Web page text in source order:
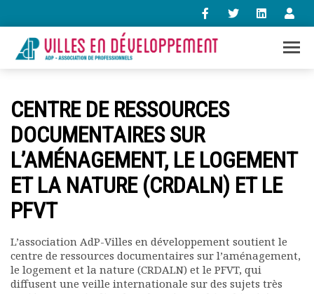
contact@villes-developpement.org
Accueil
L’association
Qui sommes-nous ?
Présentation vidéo
Statuts de l’association
Vie de l’association
Calendrier des activités
Assemblées générales
CENTRE DE RESSOURCES
DOCUMENTAIRES SUR
L’AMÉNAGEMENT, LE LOGEMENT
ET LA NATURE (CRDALN) ET LE
PFVT
L’association AdP-Villes en développement soutient le
centre de ressources documentaires sur l’aménagement,
le logement et la nature (CRDALN) et le PFVT, qui
diffusent une veille internationale sur des sujets très